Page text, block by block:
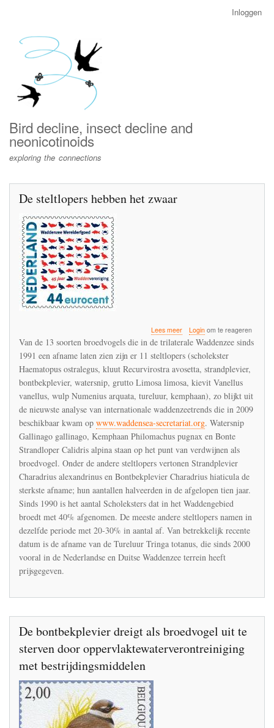
menu
Inloggen
Bird decline, insect decline and
neonicotinoids
exploring the connections
De steltlopers hebben het zwaar
Lees meerover
De
hebben
het
zwaar
Loginom te reageren
Van de 13 soorten broedvogels die in de trilaterale Waddenzee sinds
1991 een afname laten zien zijn er 11 steltlopers (scholekster
Haematopus ostralegus, kluut Recurvirostra avosetta, strandplevier,
bontbekplevier, watersnip, grutto Limosa limosa, kievit Vanellus
vanellus, wulp Numenius arquata, tureluur, kemphaan), zo blijkt uit
de nieuwste analyse van internationale waddenzeetrends die in 2009
beschikbaar kwam op www.waddensea-secretariat.org. Watersnip
Gallinago gallinago, Kemphaan Philomachus pugnax en Bonte
Strandloper Calidris alpina staan op het punt van verdwijnen als
broedvogel. Onder de andere steltlopers vertonen Strandplevier
Charadrius alexandrinus en Bontbekplevier Charadrius hiaticula de
sterkste afname; hun aantallen halveerden in de afgelopen tien jaar.
Sinds 1990 is het aantal Scholeksters dat in het Waddengebied
broedt met 40% afgenomen. De meeste andere steltlopers namen in
dezelfde periode met 20-30% in aantal af. Van betrekkelijk recente
datum is de afname van de Tureluur Tringa totanus, die sinds 2000
vooral in de Nederlandse en Duitse Waddenzee terrein heeft
prijsgegeven.
De bontbekplevier dreigt als broedvogel uit te
sterven door oppervlaktewaterverontreiniging
met bestrijdingsmiddelen